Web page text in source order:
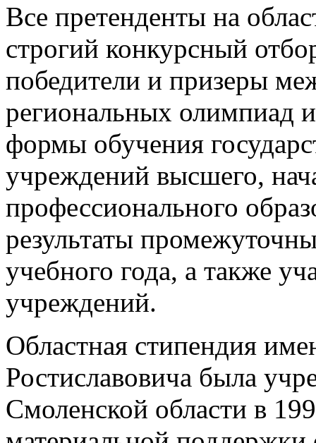
Все претенденты на
строгий конкурсный
победители и призеры
региональных олимпиад
формы обучения
учреждений высшего,
профессионального
результаты
учебного года, а также
учреждений.
Областная стипендия
Ростиславовича была
Смоленской области в